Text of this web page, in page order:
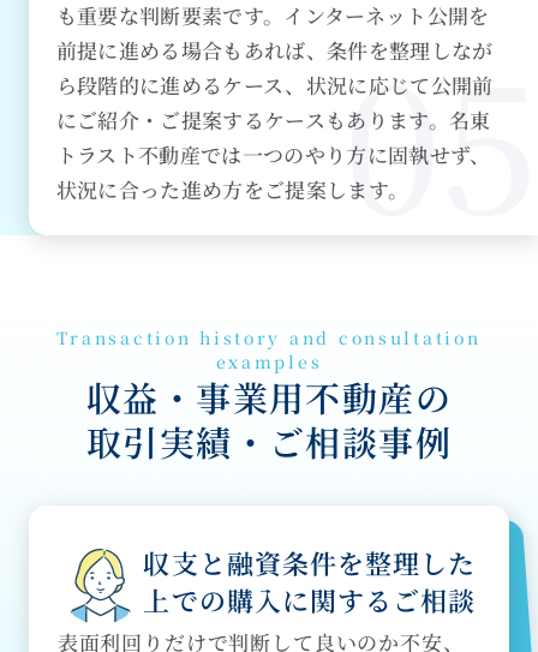
も重要な判断要素です。インターネット公開を
前提に進める場合もあれば、条件を整理しなが
ら段階的に進めるケース、状況に応じて公開前
にご紹介・ご提案するケースもあります。名東
トラスト不動産では一つのやり方に固執せず、
状況に合った進め方をご提案します。
Transaction history and consultation
examples
収益・事業用不動産の
取引実績・ご相談事例
収支と融資条件を整理した
上での購入に関するご相談
表面利回りだけで判断して良いのか不安、